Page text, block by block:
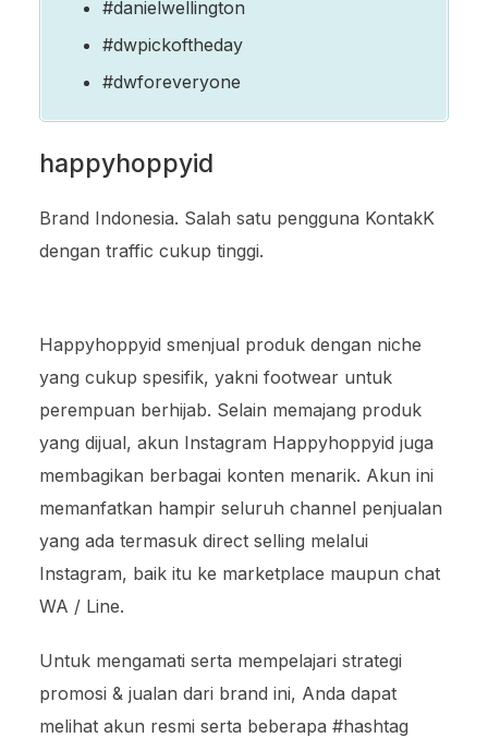
#danielwellington
#dwpickoftheday
#dwforeveryone
happyhoppyid
Brand Indonesia. Salah satu pengguna KontakK
dengan traffic cukup tinggi.
Happyhoppyid smenjual produk dengan niche
yang cukup spesifik, yakni footwear untuk
perempuan berhijab. Selain memajang produk
yang dijual, akun Instagram Happyhoppyid juga
membagikan berbagai konten menarik. Akun ini
memanfatkan hampir seluruh channel penjualan
yang ada termasuk direct selling melalui
Instagram, baik itu ke marketplace maupun chat
WA / Line.
Untuk mengamati serta mempelajari strategi
promosi & jualan dari brand ini, Anda dapat
melihat akun resmi serta beberapa #hashtag